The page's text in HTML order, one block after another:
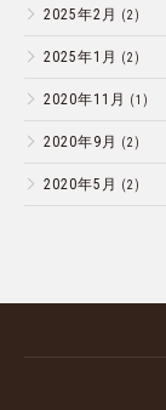
2025年2月 (2)
2025年1月 (2)
2020年11月 (1)
2020年9月 (2)
2020年5月 (2)